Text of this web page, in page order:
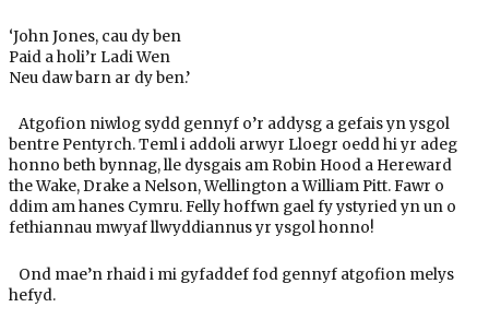
‘John Jones, cau dy ben
Paid a holi’r Ladi Wen
Neu daw barn ar dy ben.’
Atgofion niwlog sydd gennyf o’r addysg a gefais yn ysgol
bentre Pentyrch. Teml i addoli arwyr Lloegr oedd hi yr adeg
honno beth bynnag, lle dysgais am Robin Hood a Hereward
the Wake, Drake a Nelson, Wellington a William Pitt. Fawr o
ddim am hanes Cymru. Felly hoffwn gael fy ystyried yn un o
fethiannau mwyaf llwyddiannus yr ysgol honno!
Ond mae’n rhaid i mi gyfaddef fod gennyf atgofion melys
hefyd.